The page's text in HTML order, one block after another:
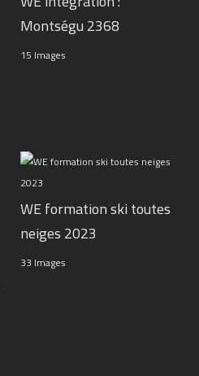
Montségu 2368
15 Images
WE formation ski toutes
neiges 2023
33 Images